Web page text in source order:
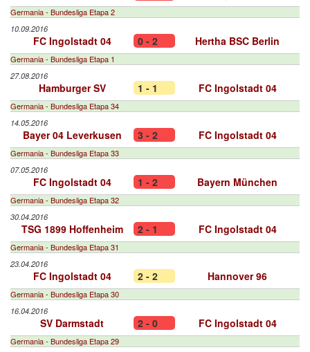
Germania - Bundesliga Etapa 2
10.09.2016
FC Ingolstadt 04 0 - 2 Hertha BSC Berlin
Germania - Bundesliga Etapa 1
27.08.2016
Hamburger SV 1 - 1 FC Ingolstadt 04
Germania - Bundesliga Etapa 34
14.05.2016
Bayer 04 Leverkusen 3 - 2 FC Ingolstadt 04
Germania - Bundesliga Etapa 33
07.05.2016
FC Ingolstadt 04 1 - 2 Bayern München
Germania - Bundesliga Etapa 32
30.04.2016
TSG 1899 Hoffenheim 2 - 1 FC Ingolstadt 04
Germania - Bundesliga Etapa 31
23.04.2016
FC Ingolstadt 04 2 - 2 Hannover 96
Germania - Bundesliga Etapa 30
16.04.2016
SV Darmstadt 2 - 0 FC Ingolstadt 04
Germania - Bundesliga Etapa 29